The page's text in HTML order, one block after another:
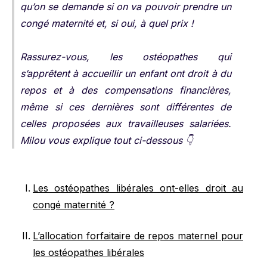
qu’on se demande si on va pouvoir prendre un
congé maternité et, si oui, à quel prix !
Rassurez-vous, les ostéopathes qui
s’apprêtent à accueillir un enfant ont droit à du
repos et à des compensations financières,
même si ces dernières sont différentes de
celles proposées aux travailleuses salariées.
Milou vous explique tout ci-dessous 👇
Les ostéopathes libérales ont-elles droit au
congé maternité ?
L’allocation forfaitaire de repos maternel pour
les ostéopathes libérales